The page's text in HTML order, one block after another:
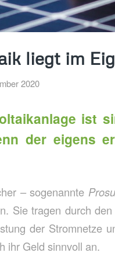
liegt im
2020
ist
der eigens
– sogenannte
Sie tragen durch
der Stromnetze
ihr Geld sinnvoll an.